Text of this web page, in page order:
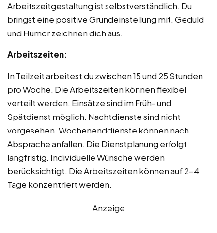
Arbeitszeitgestaltung ist selbstverständlich. Du
bringst eine positive Grundeinstellung mit. Geduld
und Humor zeichnen dich aus.
Arbeitszeiten:
In Teilzeit arbeitest du zwischen 15 und 25 Stunden
pro Woche. Die Arbeitszeiten können flexibel
verteilt werden. Einsätze sind im Früh- und
Spätdienst möglich. Nachtdienste sind nicht
vorgesehen. Wochenenddienste können nach
Absprache anfallen. Die Dienstplanung erfolgt
langfristig. Individuelle Wünsche werden
berücksichtigt. Die Arbeitszeiten können auf 2-4
Tage konzentriert werden.
Anzeige